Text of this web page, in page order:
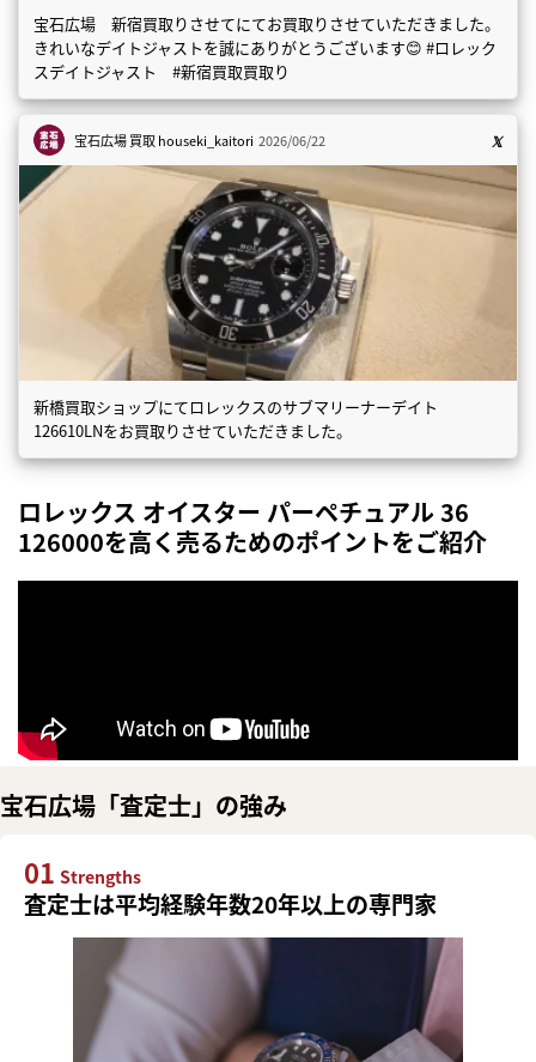
宝石広場 新宿買取りさせてにてお買取りさせていただきました。
きれいなデイトジャストを誠にありがとうございます😊 #ロレック
スデイトジャスト #新宿買取買取り
宝石広場 買取houseki_kaitori 2026/06/22
新橋買取ショップにてロレックスのサブマリーナーデイト
126610LNをお買取りさせていただきました。
ロレックス オイスター パーペチュアル 36
126000を高く売るためのポイントをご紹介
宝石広場「査定士」の強み
01 Strengths
査定士は平均経験年数20年以上の専門家